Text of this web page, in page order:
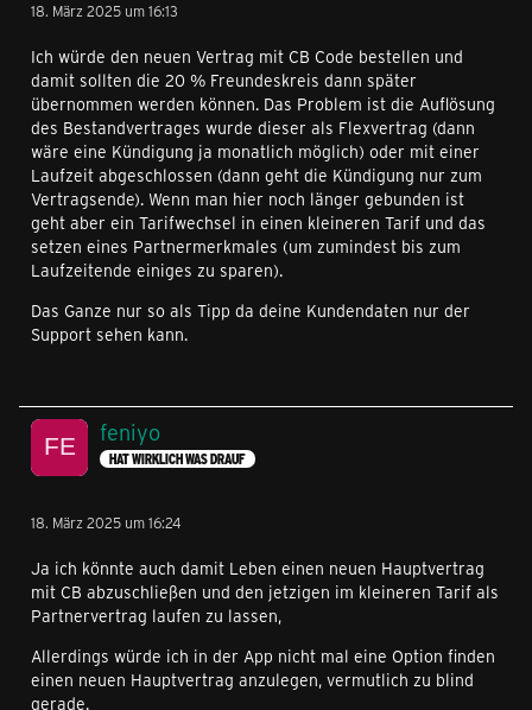
18. März 2025 um 16:13
Ich würde den neuen Vertrag mit CB Code bestellen und
damit sollten die 20 % Freundeskreis dann später
übernommen werden können. Das Problem ist die Auflösung
des Bestandvertrages wurde dieser als Flexvertrag (dann
wäre eine Kündigung ja monatlich möglich) oder mit einer
Laufzeit abgeschlossen (dann geht die Kündigung nur zum
Vertragsende). Wenn man hier noch länger gebunden ist
geht aber ein Tarifwechsel in einen kleineren Tarif und das
setzen eines Partnermerkmales (um zumindest bis zum
Laufzeitende einiges zu sparen).
Das Ganze nur so als Tipp da deine Kundendaten nur der
Support sehen kann.
feniyo
HAT WIRKLICH WAS DRAUF
18. März 2025 um 16:24
Ja ich könnte auch damit Leben einen neuen Hauptvertrag
mit CB abzuschließen und den jetzigen im kleineren Tarif als
Partnervertrag laufen zu lassen,
Allerdings würde ich in der App nicht mal eine Option finden
einen neuen Hauptvertrag anzulegen, vermutlich zu blind
gerade.